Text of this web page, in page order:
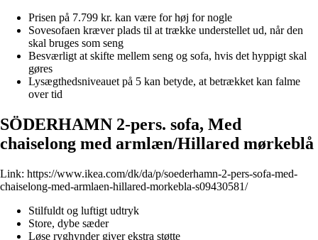
Prisen på 7.799 kr. kan være for høj for nogle
Sovesofaen kræver plads til at trække understellet ud, når den
skal bruges som seng
Besværligt at skifte mellem seng og sofa, hvis det hyppigt skal
gøres
Lysægthedsniveauet på 5 kan betyde, at betrækket kan falme
over tid
SÖDERHAMN 2-pers. sofa, Med
chaiselong med armlæn/Hillared mørkeblå
Link: https://www.ikea.com/dk/da/p/soederhamn-2-pers-sofa-med-
chaiselong-med-armlaen-hillared-morkebla-s09430581/
Stilfuldt og luftigt udtryk
Store, dybe sæder
Løse ryghynder giver ekstra støtte